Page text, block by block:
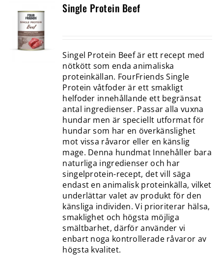
Single Protein Beef
Singel Protein Beef är ett recept med
nötkött som enda animaliska
proteinkällan. FourFriends Single
Protein våtfoder är ett smakligt
helfoder innehållande ett begränsat
antal ingredienser. Passar alla vuxna
hundar men är speciellt utformat för
hundar som har en överkänslighet
mot vissa råvaror eller en känslig
mage. Denna hundmat Innehåller bara
naturliga ingredienser och har
singelprotein-recept, det vill säga
endast en animalisk proteinkälla, vilket
underlättar valet av produkt för den
känsliga individen. Vi prioriterar hälsa,
smaklighet och högsta möjliga
smältbarhet, därför använder vi
enbart noga kontrollerade råvaror av
högsta kvalitet.